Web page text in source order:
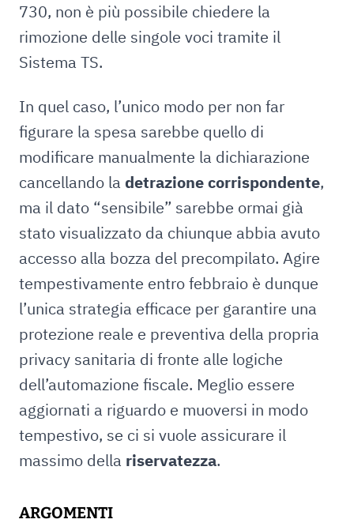
730, non è più possibile chiedere la
rimozione delle singole voci tramite il
Sistema TS.
In quel caso, l’unico modo per non far
figurare la spesa sarebbe quello di
modificare manualmente la dichiarazione
cancellando la detrazione corrispondente,
ma il dato “sensibile” sarebbe ormai già
stato visualizzato da chiunque abbia avuto
accesso alla bozza del precompilato. Agire
tempestivamente entro febbraio è dunque
l’unica strategia efficace per garantire una
protezione reale e preventiva della propria
privacy sanitaria di fronte alle logiche
dell’automazione fiscale. Meglio essere
aggiornati a riguardo e muoversi in modo
tempestivo, se ci si vuole assicurare il
massimo della riservatezza.
ARGOMENTI